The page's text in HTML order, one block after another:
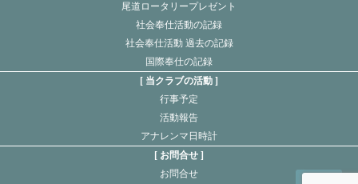
尾道ロータリープレゼント
社会奉仕活動の記録
社会奉仕活動 過去の記録
国際奉仕の記録
当クラブの活動
行事予定
活動報告
アナレンマ日時計
お問合せ
お問合せ